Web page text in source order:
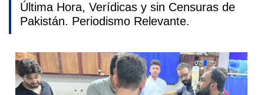
Última Hora, Verídicas y sin Censuras de
Pakistán. Periodismo Relevante.